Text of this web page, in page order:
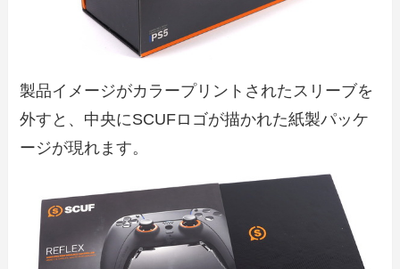
製品イメージがカラープリントされたスリーブを
外すと、中央にSCUFロゴが描かれた紙製パッケ
ージが現れます。